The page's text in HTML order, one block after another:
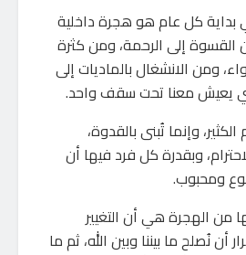
بداية كل عام هو هجرة داخلية
القسوة إلى الرحمة، ومن كثرة
ومن الانشغال بالماديات إلى
يعيش معنا تحت سقف واحد.
وإنما تُبنى بالقدوة،
وبقدرة كل فرد فيها أن
ومحبوب.
من الهجرة هي أن التغيير
أن نُصلح ما بيننا وبين الله، ثم ما